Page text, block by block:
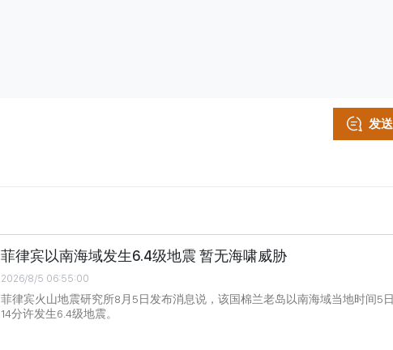
发送
菲律宾以南海域发生6.4级地震 暂无海啸威胁
2026/8/5 06:55:00
菲律宾火山地震研究所8月5日发布消息说，该国棉兰老岛以南海域当地时间5
14分许发生6.4级地震。